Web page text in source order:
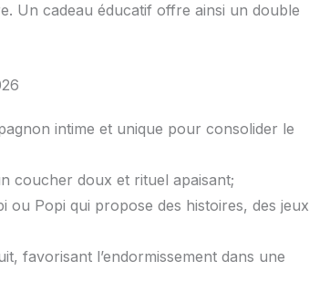
Un cadeau éducatif offre ainsi un double
intime et unique pour consolider le
coucher doux et rituel apaisant;
ou Popi qui propose des histoires, des jeux
favorisant l’endormissement dans une